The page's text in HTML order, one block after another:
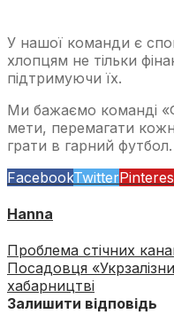
У нашої команди є
хлопцям не тільки
підтримуючи їх.
Ми бажаємо команді
мети, перемагати
грати в гарний футбол.
FacebookTwitter
Hanna
Проблема стічних
Посадовця
хабарництві
Залишити відповідь